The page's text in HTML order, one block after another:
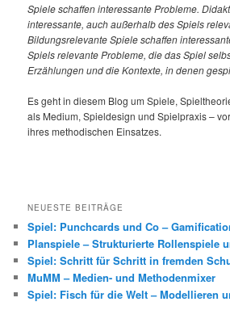
Spieleschaffen interessante Probleme.
interessante, auch außerhalb des Spiels
Bildungsrelevante Spiele schaffen
Spiels relevante Probleme, die das Spiel
Erzählungen und die Kontexte, in denen
Es geht in diesem Blog um Spiele,
als Medium, Spieldesign und Spielpraxis –
ihres methodischen Einsatzes.
NEUESTE BEITRÄGE
Spiel: Punchcards und Co –
Planspiele – Strukturierte Rollenspiele
Spiel: Schritt für Schritt in fremden
MuMM – Medien- und Methodenmixer
Spiel: Fisch für die Welt – Modellieren